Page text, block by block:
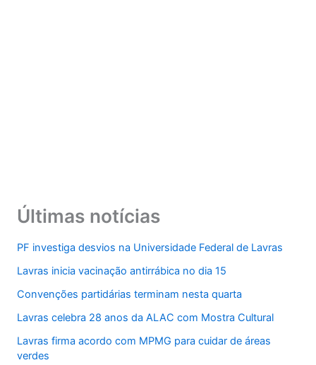
Últimas notícias
PF investiga desvios na Universidade Federal de Lavras
Lavras inicia vacinação antirrábica no dia 15
Convenções partidárias terminam nesta quarta
Lavras celebra 28 anos da ALAC com Mostra Cultural
Lavras firma acordo com MPMG para cuidar de áreas
verdes